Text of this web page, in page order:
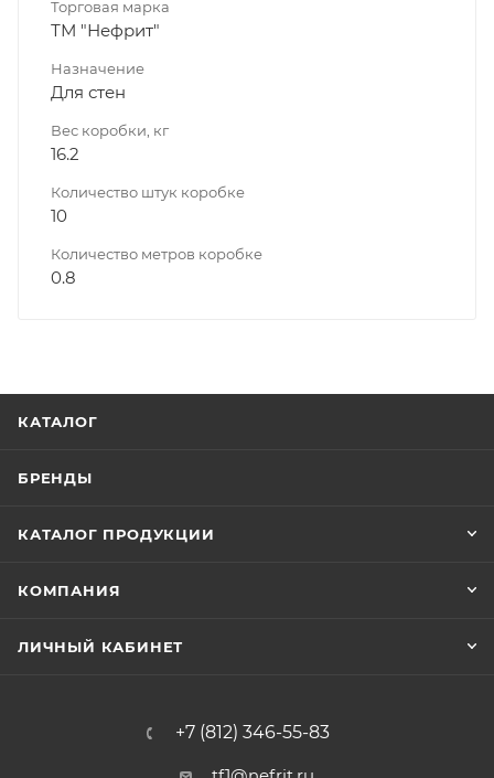
Торговая марка
ТМ "Нефрит"
Назначение
Для стен
Вес коробки, кг
16.2
Количество штук коробке
10
Количество метров коробке
0.8
КАТАЛОГ
БРЕНДЫ
КАТАЛОГ ПРОДУКЦИИ
КОМПАНИЯ
ЛИЧНЫЙ КАБИНЕТ
+7 (812) 346-55-83